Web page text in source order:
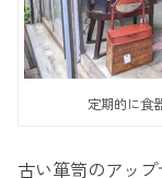
定期的に食
古い箪笥のアッ